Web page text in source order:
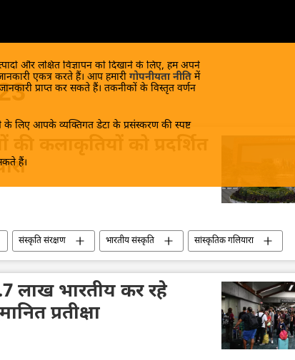
और लक्षित विज्ञापन को दिखाने के लिए, हम अपने
एकत्र करते हैं। आप हमारी गोपनीयता नीति में
प्राप्त कर सकते हैं। तकनीकों के विस्तृत वर्णन
लिए आपके व्यक्तिगत डेटा के प्रसंस्करण की स्पष्ट
हैं।
संस्कृति संरक्षण भारतीय संस्कृति
सांस्कृतिक गलियारा
लाख भारतीय कर रहे
प्रतीक्षा